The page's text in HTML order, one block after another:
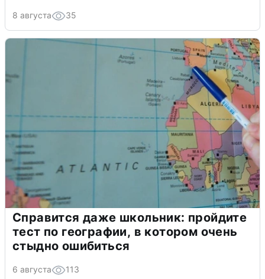
8 августа 35
Справится даже школьник: пройдите
тест по географии, в котором очень
стыдно ошибиться
6 августа 113